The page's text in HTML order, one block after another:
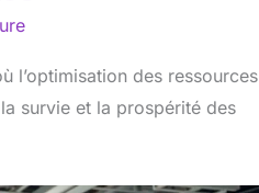
l’optimisation des ressources
survie et la prospérité des